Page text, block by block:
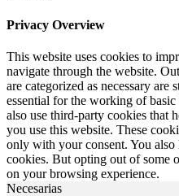
Privacy Overview
This website uses cookies to
navigate through the website.
are categorized as necessary are
essential for the working of
also use third-party cookies that
you use this website. These
only with your consent. You
cookies. But opting out of some
on your browsing experience.
Necesarias